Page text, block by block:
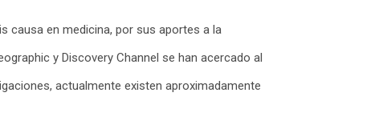
causa en medicina, por sus aportes a la
y Discovery Channel se han acercado al
actualmente existen aproximadamente